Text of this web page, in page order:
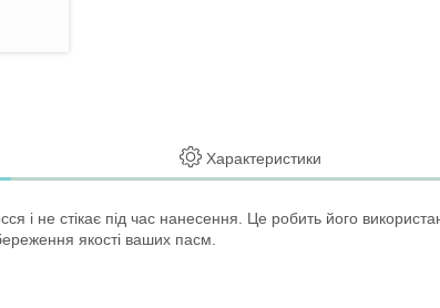
Характеристики
і не стікає під час нанесення. Це робить його
якості ваших пасм.